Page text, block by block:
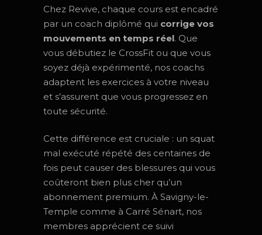
Chez Revive, chaque cours est encadré
par un coach diplômé qui corrige vos
mouvements en temps réel. Que
vous débutiez le CrossFit ou que vous
soyez déjà expérimenté, nos coachs
adaptent les exercices à votre niveau
et s’assurent que vous progressez en
toute sécurité.
Cette différence est cruciale : un squat
mal exécuté répété des centaines de
fois peut causer des blessures qui vous
coûteront bien plus cher qu’un
abonnement premium. À Savigny-le-
Temple comme à Carré Sénart, nos
membres apprécient ce suivi